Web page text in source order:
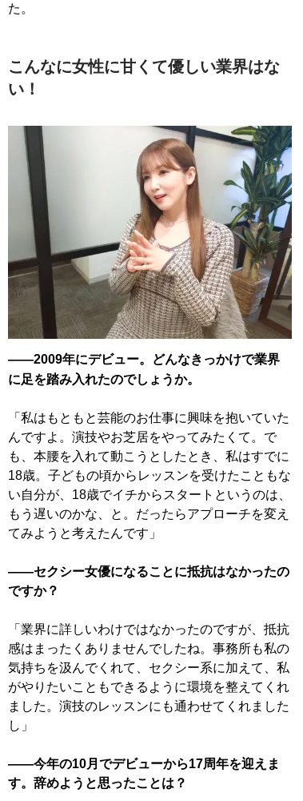
た。
こんなに女性に甘くて優しい業界はな
い！
――2009年にデビュー。どんなきっかけで業界
に足を踏み入れたのでしょうか。
「私はもともと芸能のお仕事に興味を抱いていた
んですよ。演技やお芝居をやってみたくて。で
も、本腰を入れて動こうとしたとき、私はすでに
18歳。子どもの頃からレッスンを受けたこともな
い自分が、18歳でイチからスタートというのは、
もう遅いのかな、と。だったらアプローチを変え
てみようと考えたんです」
――セクシー女優になることに抵抗はなかったの
ですか？
「業界に詳しいわけではなかったのですが、抵抗
感はまったくありませんでしたね。事務所も私の
気持ちを汲んでくれて、セクシー系に加えて、私
がやりたいこともできるように環境を整えてくれ
ました。演技のレッスンにも通わせてくれました
し」
――今年の10月でデビューから17周年を迎えま
す。辞めようと思ったことは？